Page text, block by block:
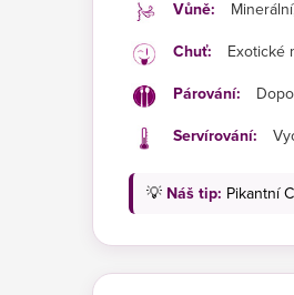
Vůně:
Chuť: Exotické
Párování:
Servírování:
💡 Náš tip: Pikantní